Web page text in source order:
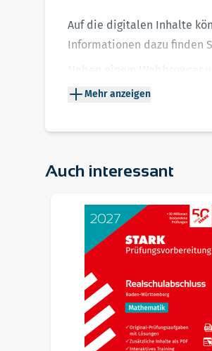
Auf die digitalen Inhalte
Informationen dazu finden
Neben einem
Mehr anzeigen
➔ Jetzt mit der
Auch interessant
Press to skip